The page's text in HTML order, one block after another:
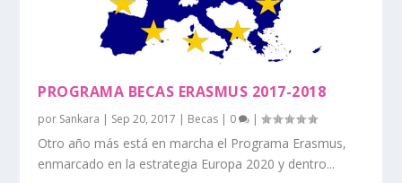
PROGRAMA BECAS ERASMUS 2017-2018
por Sankara | Sep 20, 2017 | Becas | 0 |
Otro año más está en marcha el Programa Erasmus,
enmarcado en la estrategia Europa 2020 y dentro...